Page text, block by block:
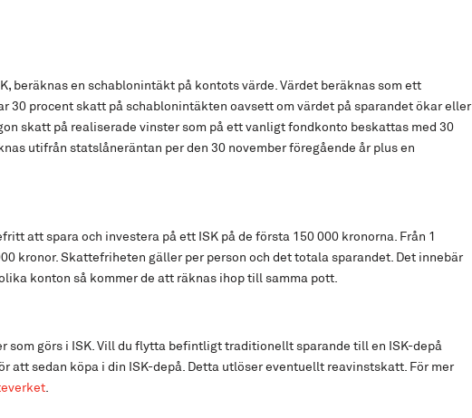
beräknas en schablonintäkt på kontots värde. Värdet beräknas som ett
30 procent skatt på schablonintäkten oavsett om värdet på sparandet ökar eller
skatt på realiserade vinster som på ett vanligt fondkonto beskattas med 30
utifrån statslåneräntan per den 30 november föregående år plus en
att spara och investera på ett ISK på de första 150 000 kronorna. Från 1
kronor. Skattefriheten gäller per person och det totala sparandet. Det innebär
konton så kommer de att räknas ihop till samma pott.
som görs i ISK. Vill du flytta befintligt traditionellt sparande till en ISK-depå
att sedan köpa i din ISK-depå. Detta utlöser eventuellt reavinstskatt. För mer
.